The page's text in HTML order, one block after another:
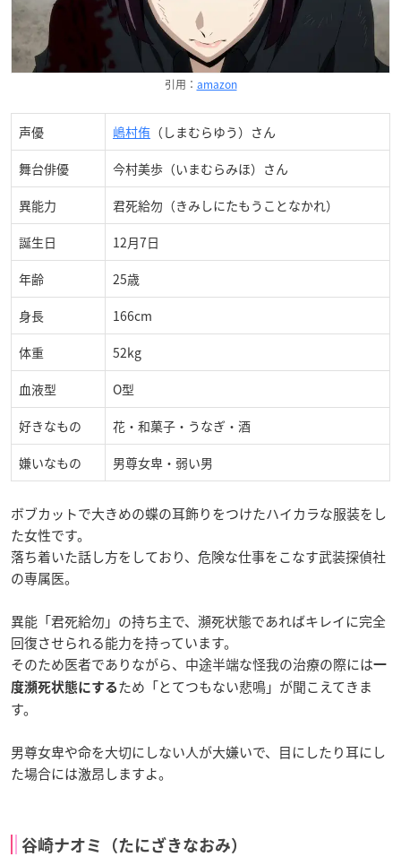
引用： amazon
声優 嶋村侑 （しまむらゆう）さん
舞台俳優 今村美歩（いまむらみほ）さん
異能力 君死給勿（きみしにたもうことなかれ）
誕生日 12月7日
年齢 25歳
身長 166cm
体重 52kg
血液型 O型
好きなもの 花・和菓子・うなぎ・酒
嫌いなもの 男尊女卑・弱い男
ボブカットで大きめの蝶の耳飾りをつけたハイカラな服装をし
た女性です。
落ち着いた話し方をしており、危険な仕事をこなす武装探偵社
の専属医。
異能「君死給勿」の持ち主で、瀕死状態であればキレイに完全
回復させられる能力を持っています。
そのため医者でありながら、中途半端な怪我の治療の際には一
度瀕死状態にする ため「とてつもない悲鳴」が聞こえてきま
す。
男尊女卑や命を大切にしない人が大嫌いで、目にしたり耳にし
た場合には激昂しますよ。
谷崎ナオミ（たにざきなおみ）